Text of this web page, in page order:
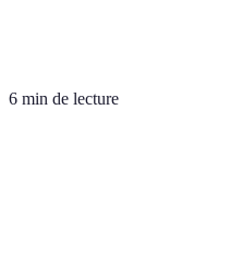
6 min de lecture